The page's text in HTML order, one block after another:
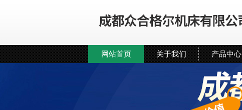
网站首页 关于我们 产品中心